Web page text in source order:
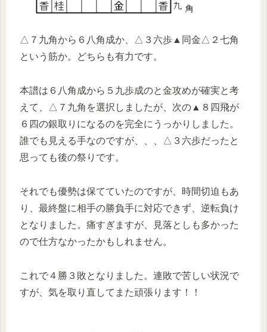
△７九角から６八角成か、△３六歩▲同金△２七角
という筋か。どちらも有力です。
本譜は６八角成から５九歩成のと金攻めが確実と考
えて、△７九角を選択しましたが、次の▲８四飛が
６四の銀取りになるのを完全にうっかりしました。
誰でも見える手なのですが、、、△３六歩だったと
思っても後の祭りです。
それでも優勢は保てていたのですが、時間切迫もあ
り、最終盤に相手の勝負手に対応できず、逆転負け
となりました。痛すぎますが、見落としも多かった
ので仕方なかったかもしれません。
これで４勝３敗となりました。連敗で苦しい状況で
すが、気を取り直してまた頑張ります！！